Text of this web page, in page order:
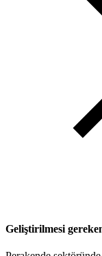
Geliştirilmesi